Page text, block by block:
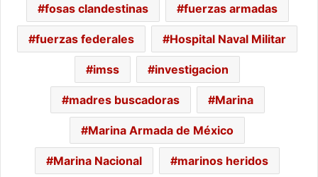
fosas clandestinas fuerzas armadas
fuerzas federales Hospital Naval Militar
imss investigacion
madres buscadoras Marina
Marina Armada de México
Marina Nacional marinos heridos